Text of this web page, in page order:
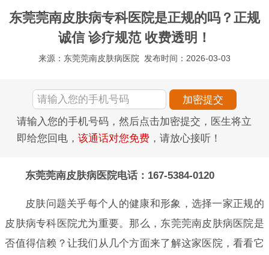
东莞莞南皮肤病专科医院是正规的吗？正规
诚信 诊疗规范 收费透明！
来源：东莞莞南皮肤病医院 发布时间：2026-03-03
请输入您的手机号码，然后点击加密提交，医生将立
即给您回电， 该通话对您免费 ，请放心接听！
东莞莞南皮肤病医院电话：167-5384-0120
皮肤问题关乎每个人的健康和形象，选择一家正规的
皮肤病专科医院尤为重要。那么，东莞莞南皮肤病医院是
否值得信赖？让我们从几个方面来了解这家医院，看看它